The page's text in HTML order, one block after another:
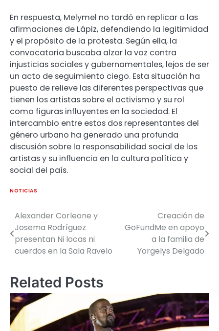
En respuesta, Melymel no tardó en replicar a las
afirmaciones de Lápiz, defendiendo la legitimidad
y el propósito de la protesta. Según ella, la
convocatoria buscaba alzar la voz contra
injusticias sociales y gubernamentales, lejos de ser
un acto de seguimiento ciego. Esta situación ha
puesto de relieve las diferentes perspectivas que
tienen los artistas sobre el activismo y su rol
como figuras influyentes en la sociedad. El
intercambio entre estos dos representantes del
género urbano ha generado una profunda
discusión sobre la responsabilidad social de los
artistas y su influencia en la cultura política y
social del país.
NOTICIAS
Alexander Corleone y
Josema Rodríguez
presentan Ni locas ni
cuerdos en la Sala Ravelo
Creación de
GoFundMe en apoyo
a la familia de
Yorgelys Delgado
Related Posts